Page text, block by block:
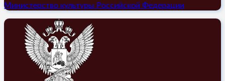
Министерство культуры Российской Федерации